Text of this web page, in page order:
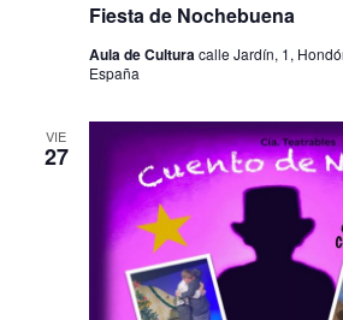
Fiesta de Nochebuena
Aula de Culturacalle Jardín, 1,
España
VIE
27